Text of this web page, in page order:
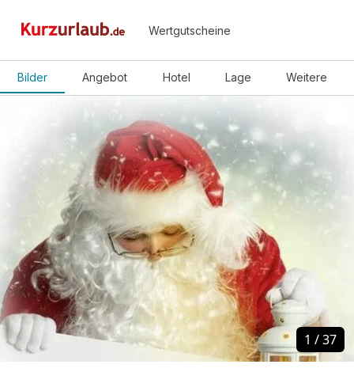
Wertgutscheine
Bilder Angebot Hotel Lage Weitere
1 /37
1 /37